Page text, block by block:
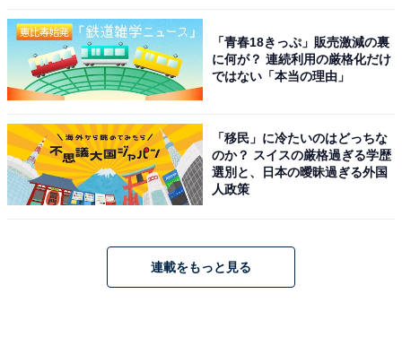
「青春18きっぷ」販売激減の裏
に何が？ 連続利用の厳格化だけ
ではない「本当の理由」
「移民」に冷たいのはどっちな
のか？ スイスの厳格過ぎる学歴
選別と、日本の曖昧過ぎる外国
人政策
連載をもっと見る